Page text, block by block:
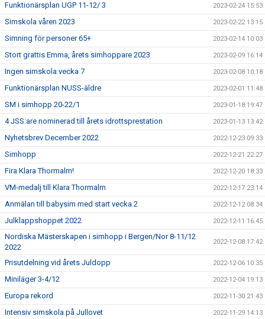
Funktionärsplan UGP 11-12/ 3 2023-02-24 15:53
Simskola våren 2023 2023-02-22 13:15
Simning för personer 65+ 2023-02-14 10:03
Stort grattis Emma, årets simhoppare 2023 2023-02-09 16:14
Ingen simskola vecka 7 2023-02-08 10:18
Funktionärsplan NUSS-äldre 2023-02-01 11:48
SM i simhopp 20-22/1 2023-01-18 19:47
4 JSS:are nominerad till årets idrottsprestation 2023-01-13 13:42
Nyhetsbrev December 2022 2022-12-23 09:33
Simhopp 2022-12-21 22:27
Fira Klara Thormalm! 2022-12-20 18:33
VM-medalj till Klara Thormalm 2022-12-17 23:14
Anmälan till babysim med start vecka 2 2022-12-12 08:34
Julklappshoppet 2022 2022-12-11 16:45
Nordiska Mästerskapen i simhopp i Bergen/Nor 8-11/12
2022
2022-12-08 17:42
Prisutdelning vid årets Juldopp 2022-12-06 10:35
Miniläger 3-4/12 2022-12-04 19:13
Europa rekord 2022-11-30 21:43
Intensiv simskola på Jullovet 2022-11-29 14:13